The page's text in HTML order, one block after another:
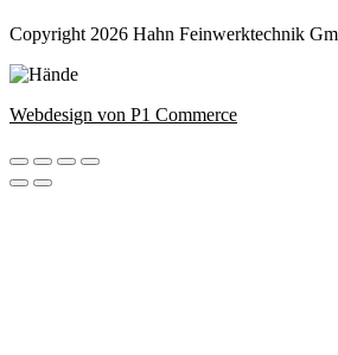
Copyright 2026 Hahn Feinwerktechnik
Webdesign von P1 Commerce